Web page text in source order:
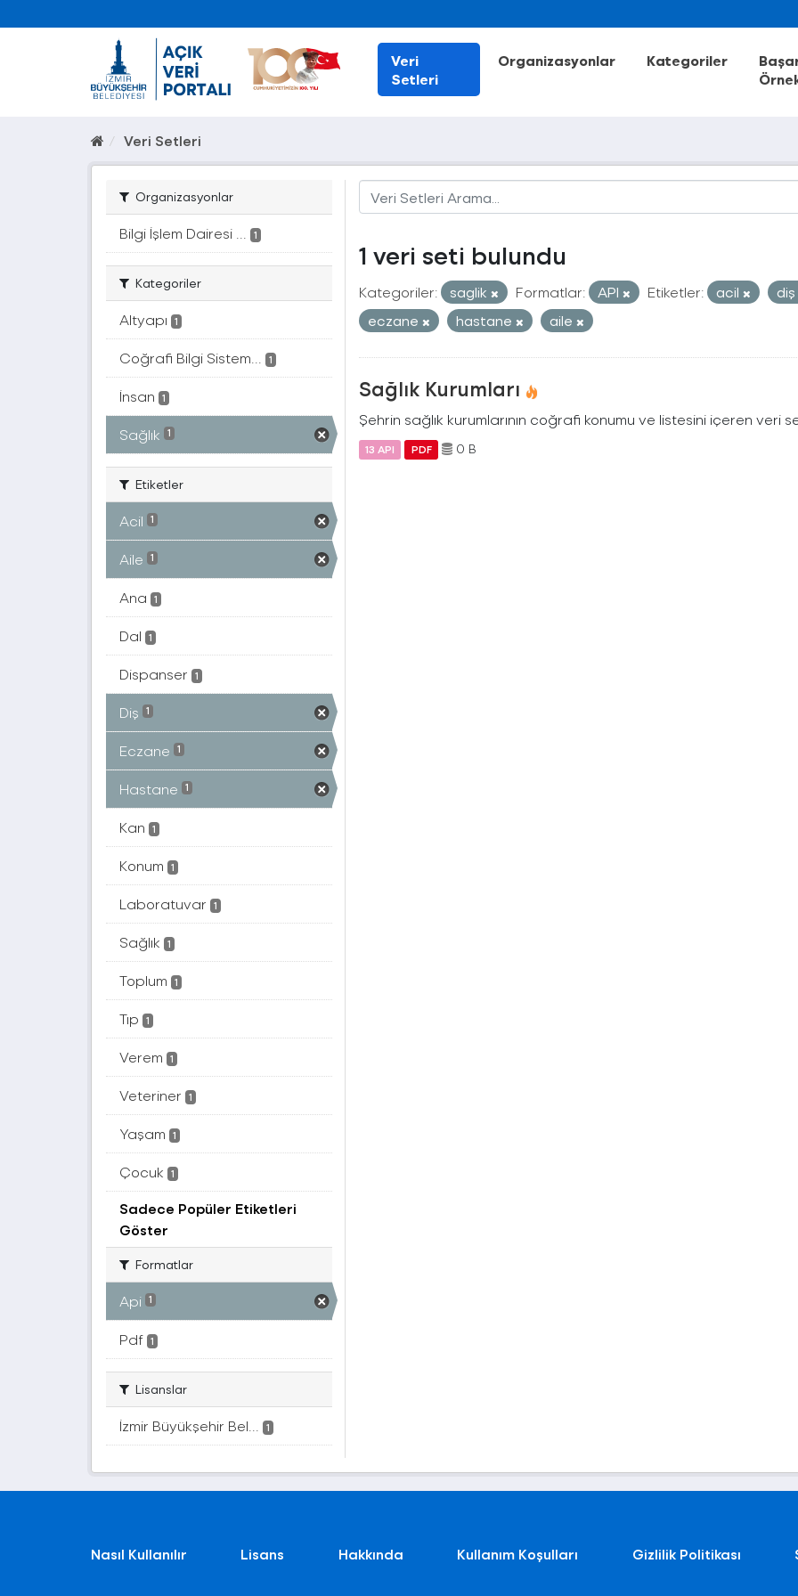
Veri
Setleri
Organizasyonlar Kategoriler
Veri Setleri
Organizasyonlar
Bilgi İşlem Dairesi ... 1
Kategoriler
Altyapı 1
Coğrafi Bilgi Sistem... 1
İnsan 1
Sağlık 1
Etiketler
Acil 1
Aile 1
Ana 1
Dal 1
Dispanser 1
Diş 1
Eczane 1
Hastane 1
Kan 1
Konum 1
Laboratuvar 1
Sağlık 1
Toplum 1
Tıp 1
Verem 1
Veteriner 1
Yaşam 1
Çocuk 1
Sadece Popüler Etiketleri
Göster
Formatlar
Api 1
Pdf 1
Lisanslar
İzmir Büyükşehir Bel... 1
1 veri seti bulundu
Kategoriler: saglik Formatlar: API Etiketler: acil
diş
eczane
hastane aile
Sağlık Kurumları
Şehrin sağlık kurumlarının coğrafi konumu ve listesini içeren veri
13 API PDF 0 B
Nasıl Kullanılır Lisans Hakkında Kullanım Koşulları Gizlilik Politikası